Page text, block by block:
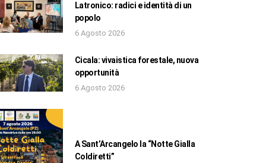
Latronico: radici e identità di un
popolo
6 Agosto 2026
Cicala: vivaistica forestale, nuova
opportunità
6 Agosto 2026
A Sant’Arcangelo la “Notte Gialla
Coldiretti”